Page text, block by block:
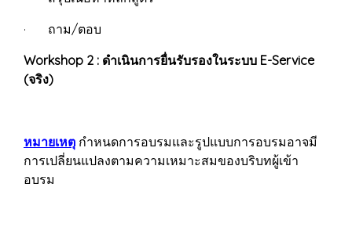
· ถาม/ตอบ
Workshop 2 : ดำเนินการยื่นรับรองในระบบ E-Service
(จริง)
หมายเหตุ กำหนดการอบรมและรูปแบบการอบรมอาจมี
การเปลี่ยนแปลงตามความเหมาะสมของบริบทผู้เข้า
อบรม